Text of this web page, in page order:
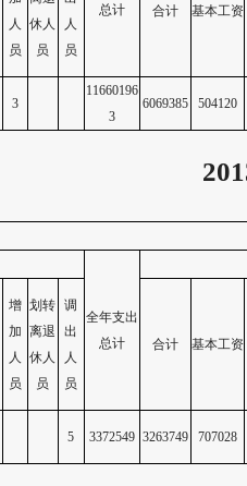
总计
人
员
休人
员
人
员
合计 基本工资
3
11660196
3
6069385 504120
全年支出
总计
增
加
人
员
划转
离退
休人
员
调
出
人
员
合计 基本工资
5 3372549 3263749 707028